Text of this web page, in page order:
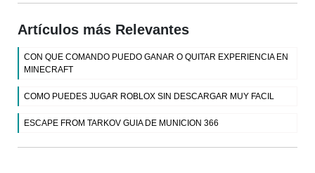
Artículos más Relevantes
CON QUE COMANDO PUEDO GANAR O QUITAR EXPERIENCIA EN
MINECRAFT
COMO PUEDES JUGAR ROBLOX SIN DESCARGAR MUY FACIL
ESCAPE FROM TARKOV GUIA DE MUNICION 366